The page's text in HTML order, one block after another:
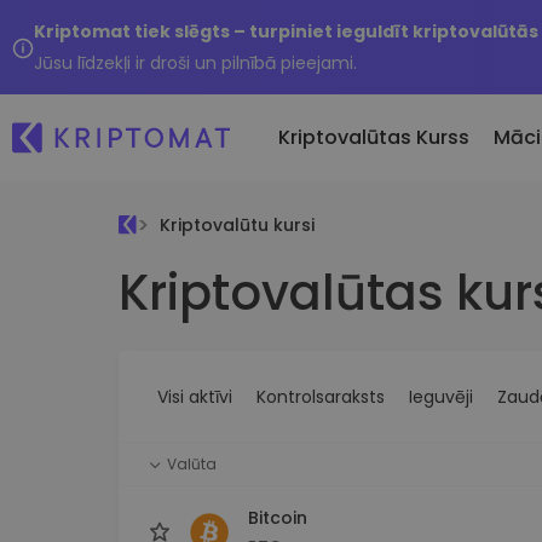
Kriptomat tiek slēgts – turpiniet ieguldīt kriptovalūtās
Jūsu līdzekļi ir droši un pilnībā pieejami.
Kriptovalūtas Kurss
Visas cenas
Vairāk nekā 300 kriptovalūtu Nesen
Pērciet vairāk nekā 300
kriptovalūtas
iespējas
Kriptovalūtu kursi
Kriptovalūtas
Visi aktīvi Kontrolsaraksts Ieguvēji
Valūta
Bitcoin